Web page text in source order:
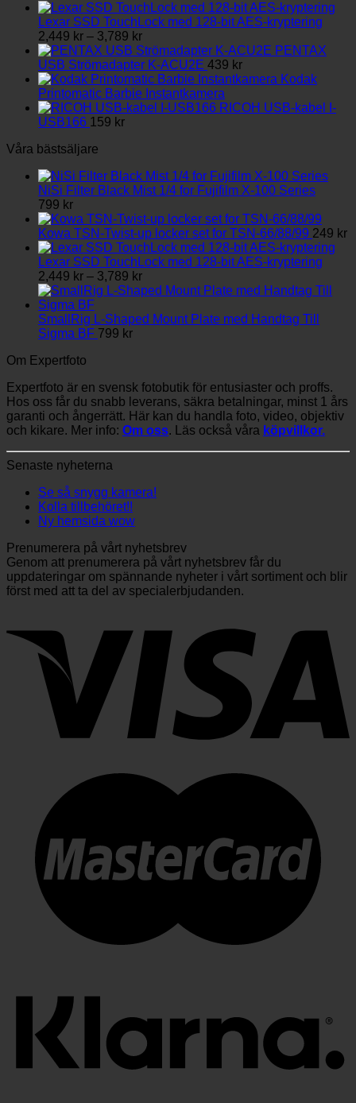
kan
produktsidan
Lexar SSD TouchLock med 128-bit AES-kryptering
2,449 kr – 3,789 krPrisintervall:
2,449 kr
till
3,789 kr
PENTAX
USB Strömadapter K-ACU2E 439 kr
Kodak
Printomatic Barbie Instantkamera
RICOH USB-kabel I-
USB166 159 kr
Våra bästsäljare
NiSi Filter Black Mist 1/4 for Fujifilm X-100 Series
799 kr
Kowa TSN-Twist-up locker set for TSN-66/88/99 249 kr
Lexar SSD TouchLock med 128-bit AES-kryptering
2,449 kr – 3,789 krPrisintervall:
2,449 kr
3,789 kr
SmallRig L-Shaped Mount Plate med Handtag Till
Sigma BF 799 kr
Om Expertfoto
Expertfoto är en svensk fotobutik för entusiaster och proffs.
Hos oss får du snabb leverans, säkra betalningar, minst 1 års
garanti och ångerrätt. Här kan du handla foto, video, objektiv
och kikare. Mer info: Om oss. Läs också våra köpvillkor.
Senaste nyheterna
Se så snygg kamera!
Kolla tillbehöret!!
Ny hemsida wow
Prenumerera på vårt nyhetsbrev
Genom att prenumerera på vårt nyhetsbrev får du
uppdateringar om spännande nyheter i vårt sortiment och blir
först med att ta del av specialerbjudanden.